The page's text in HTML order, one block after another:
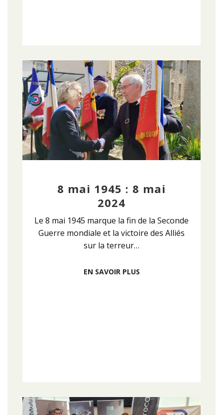
8 mai 1945 : 8 mai
2024
Le 8 mai 1945 marque la fin de la Seconde
Guerre mondiale et la victoire des Alliés
sur la terreur…
EN SAVOIR PLUS